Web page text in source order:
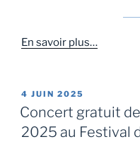
En savoir plus…
PUBLIÉ
LE
4 JUIN 2025
Concert gratuit de
2025 au Festival